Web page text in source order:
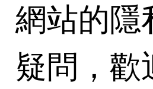
網站的隱
疑問，歡